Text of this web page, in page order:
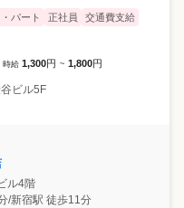
パート 正社員
交通費支給
時給 1,300円 ~ 1,800円
ビル5F
ル4階
/新宿駅 徒歩11分